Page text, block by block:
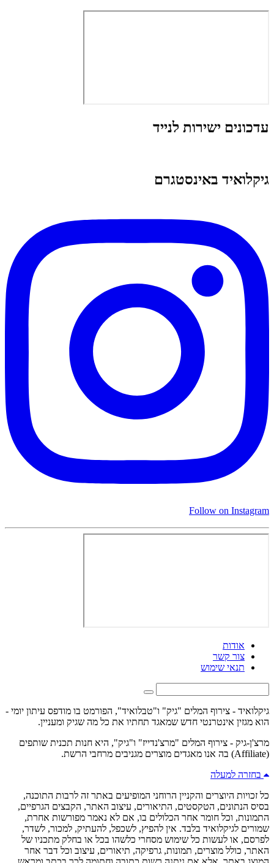
עדכונים ישירות לנייד
גיקלואיד באינסטגרם
Follow on Instagram
אודות
צור קשר
תנאי שימוש
גיקלואיד - צירוף המלים "גיק" ו"טבלואיד", הפורמט בו מודפס עיתון יומי -
הוא מגזין אינטרנטי חדש שמאגד תחתיו את כל מה שגיק ומעניין.
מרצ'ן-גיק - צירוף המלים "מרצ'נדייז" ו"גיק", היא חנות תכנית שותפים
(Affiliate) בה אנו מאגדים מוצרים מגניבים מרחבי הרשת.
בחזרה למעלה
כל זכויות היוצרים והקניין הרוחני המופיעים באתר זה לרבות התוכנה,
בסיס הנתונים, הטקסטים, התיאורים, עיצוב האתר, הקבצים הגרפיים,
התמונות, וכל חומר אחר הכלולים בו, אם לא נאמר מפורשות אחרת,
שמורים לגיקלואיד בלבד. אין להפיץ, לשכפל, להעתיק, למכור, לשדר,
לפרסם, או לעשות כל שימוש מסחרי כלשהו בכל או בחלק מתכניו של
האתר, כולל מוצרים, תמונות, גרפיקה, תיאורים, עיצוב וכל דבר אחר